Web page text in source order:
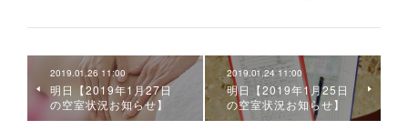
2019.01.26 11:00
明日【2019年1月27日
の空室状況お知らせ】
2019.01.24 11:00
明日【2019年1月25日
の空室状況お知らせ】